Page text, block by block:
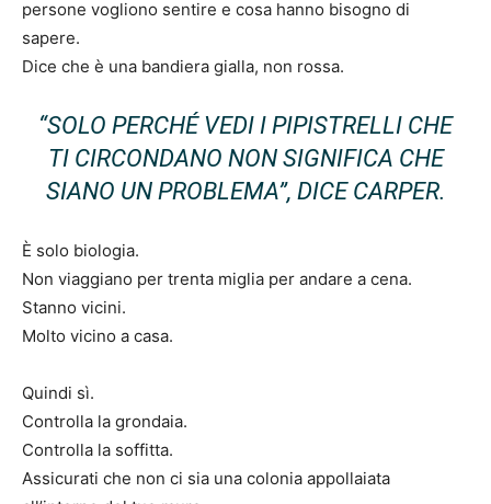
persone vogliono sentire e cosa hanno bisogno di
sapere.
Dice che è una bandiera gialla, non rossa.
“SOLO PERCHÉ VEDI I PIPISTRELLI CHE
TI CIRCONDANO NON SIGNIFICA CHE
SIANO UN PROBLEMA”, DICE CARPER.
È solo biologia.
Non viaggiano per trenta miglia per andare a cena.
Stanno vicini.
Molto vicino a casa.
Quindi sì.
Controlla la grondaia.
Controlla la soffitta.
Assicurati che non ci sia una colonia appollaiata